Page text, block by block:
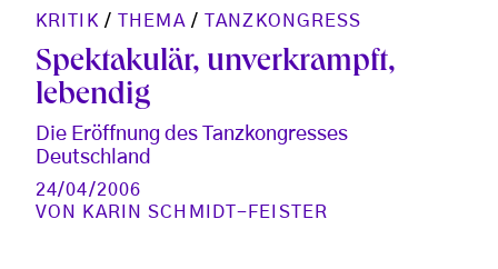
KRITIK / THEMA / TANZKONGRESS
Spektakulär, unverkrampft,
lebendig
Die Eröffnung des Tanzkongresses
Deutschland
24/04/2006
VON
KARIN SCHMIDT-FEISTER